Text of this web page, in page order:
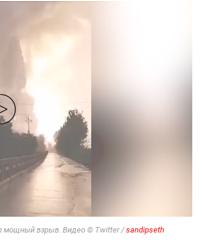
мощный взрыв. Видео © Twitter /sandipseth